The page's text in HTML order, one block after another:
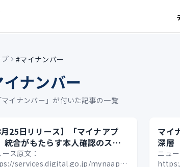
プ #マイナンバー
イナンバー
マイナンバー 」が付いた記事の一覧
月25日リリース】「マイナアプ
統合がもたらす本人確認のスマ
化ス原文：
services.digital.go.jp/mynaapp/news/
マイ
深層
ニュ